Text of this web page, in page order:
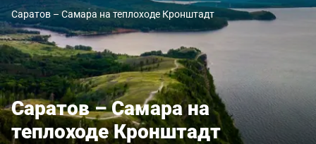
Саратов – Самара на теплоходе Кронштадт
Саратов – Самара на
теплоходе Кронштадт